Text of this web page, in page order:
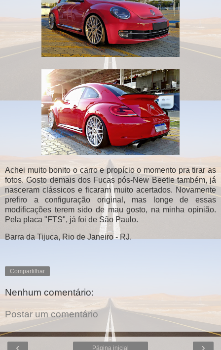
Achei muito bonito o carro e propício o momento pra tirar as
fotos. Gosto demais dos Fucas pós-New Beetle também, já
nasceram clássicos e ficaram muito acertados. Novamente
prefiro a configuração original, mas longe de essas
modificações terem sido de mau gosto, na minha opinião.
Pela placa "FTS", já foi de São Paulo.
Barra da Tijuca, Rio de Janeiro - RJ.
Compartilhar
Nenhum comentário:
Postar um comentário
‹ ›
Página inicial